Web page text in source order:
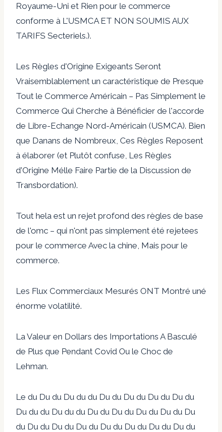
Royaume-Uni et Rien pour le commerce
conforme à L'USMCA ET NON SOUMIS AUX
TARIFS Secteriels.).
Les Règles d'Origine Exigeants Seront
Vraisemblablement un caractéristique de Presque
Tout le Commerce Américain – Pas Simplement le
Commerce Qui Cherche à Bénéficier de l'accorde
de Libre-Echange Nord-Américain (USMCA). Bien
que Danans de Nombreux, Ces Règles Reposent
à élaborer (et Plutôt confuse, Les Règles
d'Origine Mélle Faire Partie de la Discussion de
Transbordation).
Tout hela est un rejet profond des règles de base
de l'omc – qui n'ont pas simplement été rejetees
pour le commerce Avec la chine, Mais pour le
commerce.
Les Flux Commerciaux Mesurés ONT Montré uné
énorme volatilité.
La Valeur en Dollars des Importations A Basculé
de Plus que Pendant Covid Ou le Choc de
Lehman.
Le du Du du Du du du Du du Du du Du du Du du
Du du du Du du du Du du Du du Du du Du du Du
du Du du Du du Du du Du du Du du Du du Du du